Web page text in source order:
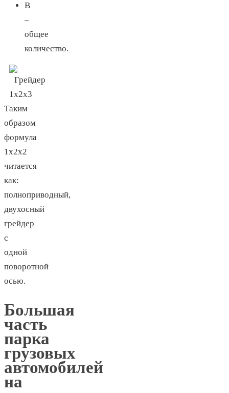
В
–
общее
количество.
Таким
образом
формула
1х2х2
читается
как:
полноприводный,
двухосный
грейдер
с
одной
поворотной
осью.
Большая
часть
парка
грузовых
автомобилей
на